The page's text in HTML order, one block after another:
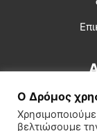
Ο Δρόμος
βελτιώσουμε